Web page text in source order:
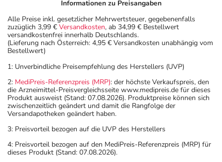
Informationen zu Preisangaben
Alle Preise inkl. gesetzlicher Mehrwertsteuer, gegebenenfalls
zuzüglich 3,99 € Versandkosten, ab 34,99 € Bestellwert
versandkostenfrei innerhalb Deutschlands.
(Lieferung nach Österreich: 4,95 € Versandkosten unabhängig vom
Bestellwert)
1: Unverbindliche Preisempfehlung des Herstellers (UVP)
2: MediPreis-Referenzpreis (MRP): der höchste Verkaufspreis, den
die Arzneimittel-Preisvergleichsseite www.medipreis.de für dieses
Produkt ausweist (Stand: 07.08.2026). Produktpreise können sich
zwischenzeitlich geändert und damit die Rangfolge der
Versandapotheken geändert haben.
3: Preisvorteil bezogen auf die UVP des Herstellers
4: Preisvorteil bezogen auf den MediPreis-Referenzpreis (MRP) für
dieses Produkt (Stand: 07.08.2026).